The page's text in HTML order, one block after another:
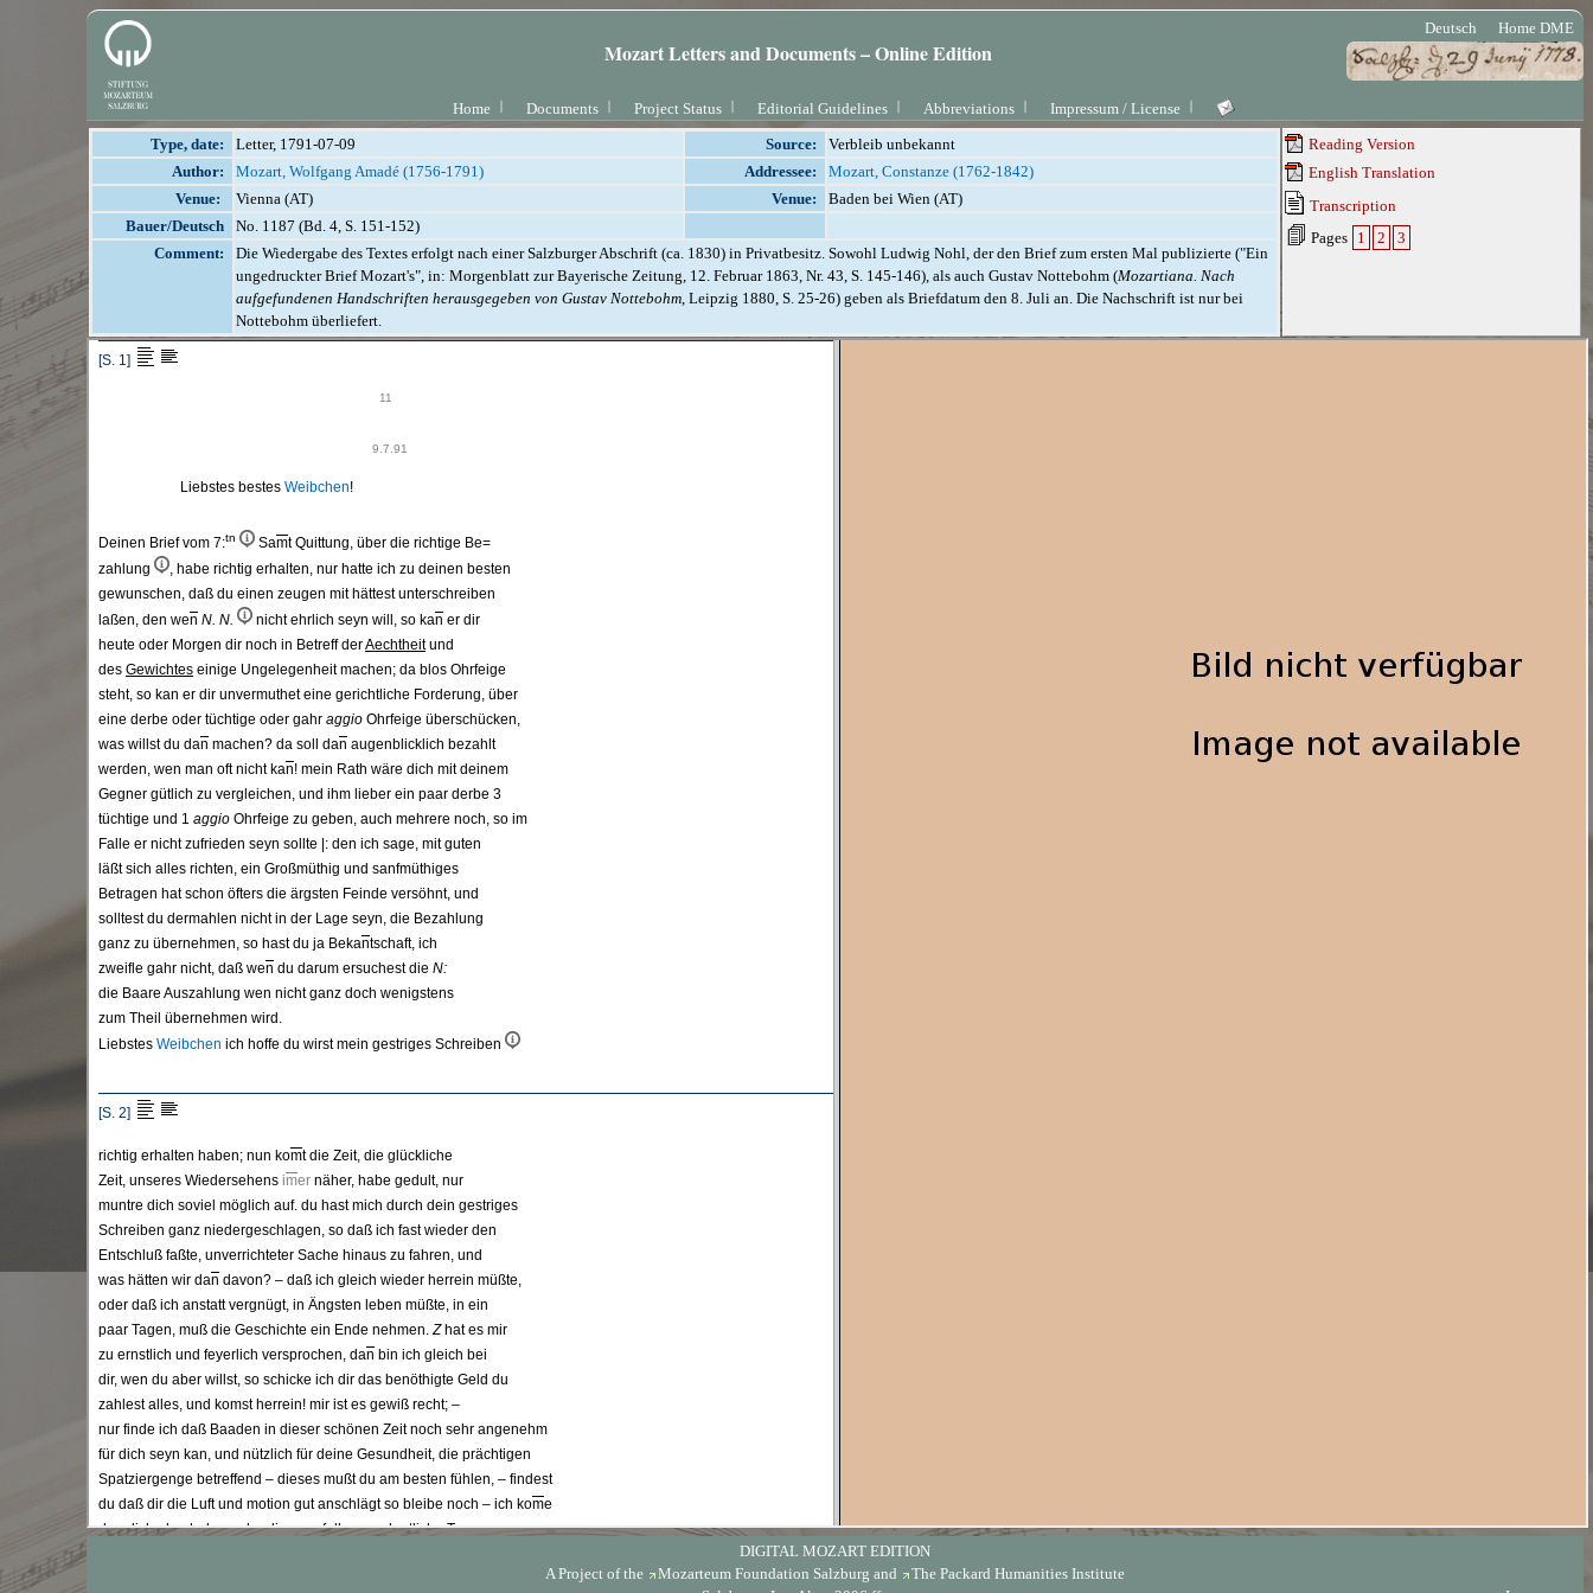
Deutsch Home DME
Mozart Letters and Documents – Online Edition
Home Documents Project Status Editorial Guidelines Abbreviations Impressum / License
Type, date: Letter, 1791-07-09 Source:
Verbleib unbekannt
Author:
Mozart, Wolfgang Amadé (1756-1791) Addressee:
Mozart, Constanze (1762-1842)
Venue:
Vienna (AT) Venue:
Baden bei Wien (AT)
Bauer/Deutsch
No. 1187 (Bd. 4, S. 151-152)
Comment:
Die Wiedergabe des Textes erfolgt nach einer Salzburger Abschrift (ca. 1830) in Privatbesitz. Sowohl Ludwig Nohl, der den Brief zum ersten Mal publizierte ("Ein
ungedruckter Brief Mozart's", in: Morgenblatt zur Bayerische Zeitung, 12. Februar 1863, Nr. 43, S. 145-146), als auch Gustav Nottebohm (Mozartiana. Nach
aufgefundenen Handschriften herausgegeben von Gustav Nottebohm, Leipzig 1880, S. 25-26) geben als Briefdatum den 8. Juli an. Die Nachschrift ist nur bei
Nottebohm überliefert.
Reading Version
English Translation
Transcription
Pages 1 2 3
DIGITAL MOZART EDITION
A Project of the
Mozarteum Foundation Salzburg and
The Packard Humanities Institute